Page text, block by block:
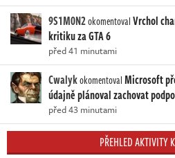
9S1M0N2okomentovalVrchol
kritiku za GTA 6
před 41 minutami
CwalykokomentovalMicrosoft
údajně plánoval zachovat
před 43 minutami
PŘEHLED AKTIVITY